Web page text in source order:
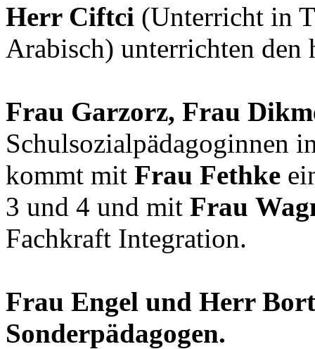
Herr Ciftci (Unterricht in
Arabisch) unterrichten
Frau Garzorz, Frau
Schulsozialpädagoginnen
kommt mit Frau Fethke
3 und 4 und mit Frau
Fachkraft Integration.
Frau Engel und Herr
Sonderpädagogen.